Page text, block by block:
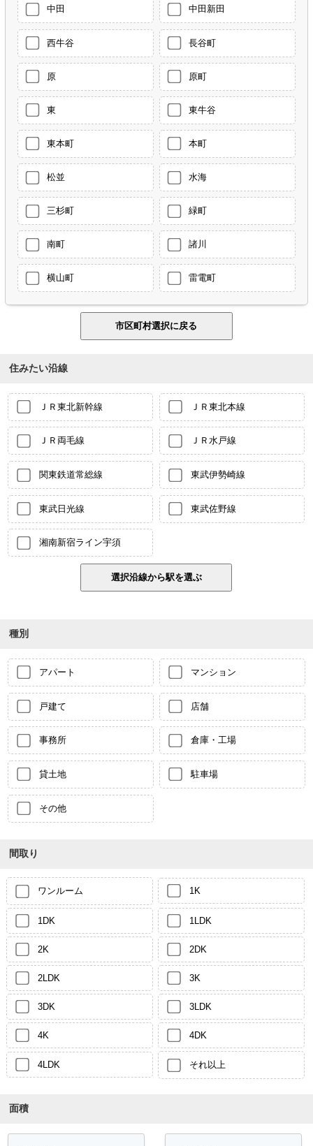
中田 中田新田
西牛谷 長谷町
原 原町
東 東牛谷
東本町 本町
松並 水海
三杉町 緑町
南町 諸川
横山町 雷電町
住みたい沿線
ＪＲ東北新幹線 ＪＲ東北本線
ＪＲ両毛線 ＪＲ水戸線
関東鉄道常総線 東武伊勢崎線
東武日光線 東武佐野線
湘南新宿ライン宇須
種別
アパート マンション
戸建て 店舗
事務所 倉庫・工場
貸土地 駐車場
その他
間取り
ワンルーム 1K
1DK 1LDK
2K 2DK
2LDK 3K
3DK 3LDK
4K 4DK
4LDK それ以上
面積